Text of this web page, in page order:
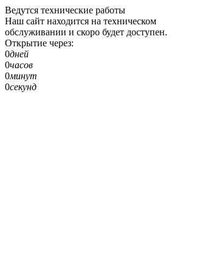
Ведутся технические работы
Наш сайт находится на техническом
обслуживании и скоро будет доступен.
Открытие через:
0дней
0часов
0минут
0секунд